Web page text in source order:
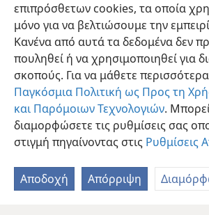
επιπρόσθετων cookies, τα οποία
μόνο για να βελτιώσουμε την
Κανένα από αυτά τα δεδομένα δεν
πουληθεί ή να χρησιμοποιηθεί για
σκοπούς. Για να μάθετε
Παγκόσμια Πολιτική ως Προς τη
και Παρόμοιων Τεχνολογιών.
διαμορφώσετε τις ρυθμίσεις σας
στιγμή πηγαίνοντας στις Ρυθμίσεις
Αποδοχή Απόρριψη
Ελληνική
Copyright© 2026 Watch Tower Bible and Tract
Όροι Χρήσης Πολιτική Απορρήτου
JW.ORG
Σύνδεση